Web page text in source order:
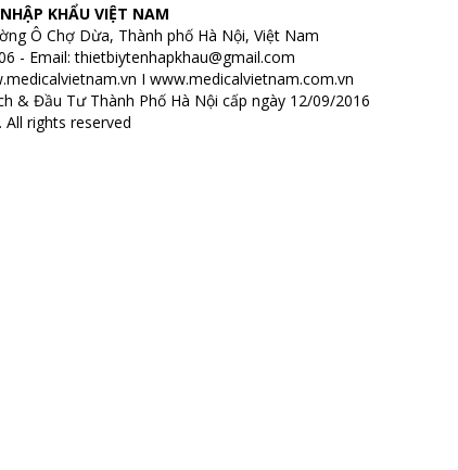
KHẨU VIỆT NAM
Ô Chợ Dừa, Thành phố Hà Nội, Việt Nam
- Email: thietbiytenhapkhau@gmail.com
I www.medicalvietnam.com.vn
& Đầu Tư Thành Phố Hà Nội cấp ngày 12/09/2016
All rights reserved